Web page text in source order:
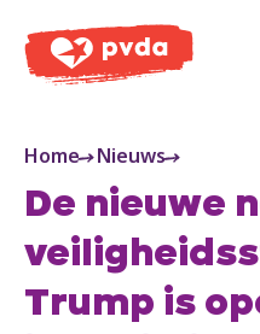
PVDA
Home Nieuws
De nieuwe
Trump is